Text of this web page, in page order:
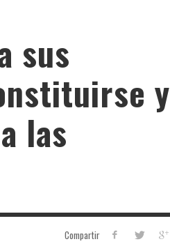
sus
y
las
Compartir